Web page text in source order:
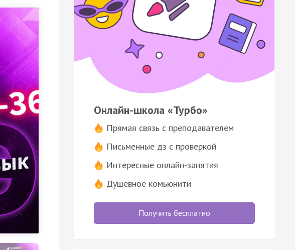
Онлайн-школа «Турбо»
Прямая связь с преподавателем
Письменные дз с проверкой
Интересные онлайн-занятия
Душевное комьюнити
Получить бесплатно